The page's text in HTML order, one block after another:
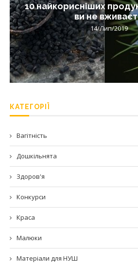
10 найкорисніших
ви не
14/Лип/2019
КАТЕГОРІЇ
Вагітність
Дошкільнята
Здоров'я
Конкурси
Краса
Малюки
Матеріали для НУШ